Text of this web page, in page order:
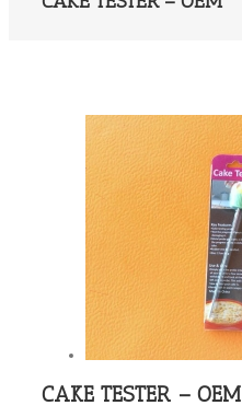
CAKE TESTER – OEM